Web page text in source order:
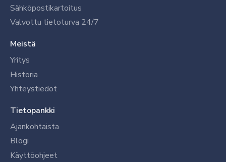
Sähköpostikartoitus
Valvottu tietoturva 24/7
Meistä
Yritys
Historia
Yhteystiedot
Tietopankki
Ajankohtaista
Blogi
Käyttöohjeet